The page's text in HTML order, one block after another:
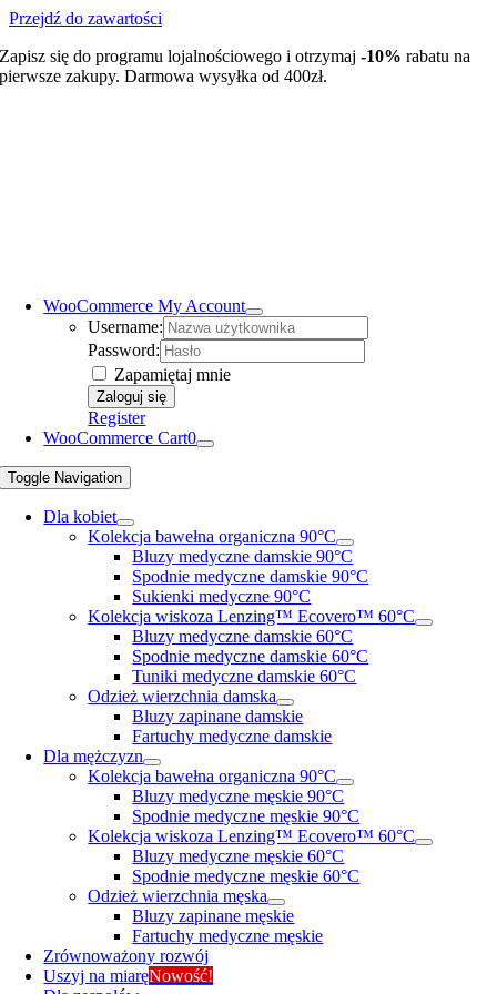
Przejdź do zawartości
Zapisz się do programu lojalnościowego i otrzymaj-10% rabatu na
pierwsze zakupy. Darmowa wysyłka od 400zł.
WooCommerce My Account
Username:
Password:
Zapamiętaj mnie
Register
WooCommerce Cart0
Toggle Navigation
Dla kobiet
Kolekcja bawełna organiczna 90°C
Bluzy medyczne damskie 90°C
Spodnie medyczne damskie 90°C
Sukienki medyczne 90°C
Kolekcja wiskoza Lenzing™ Ecovero™ 60°C
Bluzy medyczne damskie 60°C
Spodnie medyczne damskie 60°C
Tuniki medyczne damskie 60°C
Odzież wierzchnia damska
Bluzy zapinane damskie
Fartuchy medyczne damskie
Dla mężczyzn
Kolekcja bawełna organiczna 90°C
Bluzy medyczne męskie 90°C
Spodnie medyczne męskie 90°C
Kolekcja wiskoza Lenzing™ Ecovero™ 60°C
Bluzy medyczne męskie 60°C
Spodnie medyczne męskie 60°C
Odzież wierzchnia męska
Bluzy zapinane męskie
Fartuchy medyczne męskie
Zrównoważony rozwój
Uszyj na miaręNowość!